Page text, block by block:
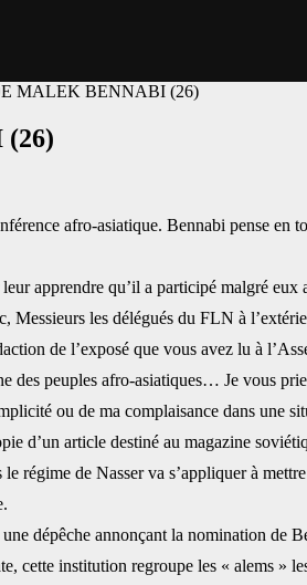
MALEK BENNABI (26)‎
afro-asiatique. Bennabi pense
apprendre qu’il a participé malgré
Messieurs ‎les délégués du FLN à
de l’exposé que vous avez lu à
des peuples afro-asiatiques… Je vous
ou ‎de ma complaisance dans une
d’un article destiné au magazine
le régime de ‎Nasser va s’appliquer à
dépêche annonçant la nomination de
cette ‎institution regroupe les « alems »